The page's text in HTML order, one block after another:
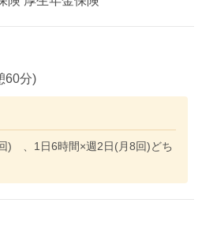
60分)
) 、1日6時間×週2日(月8回)どち